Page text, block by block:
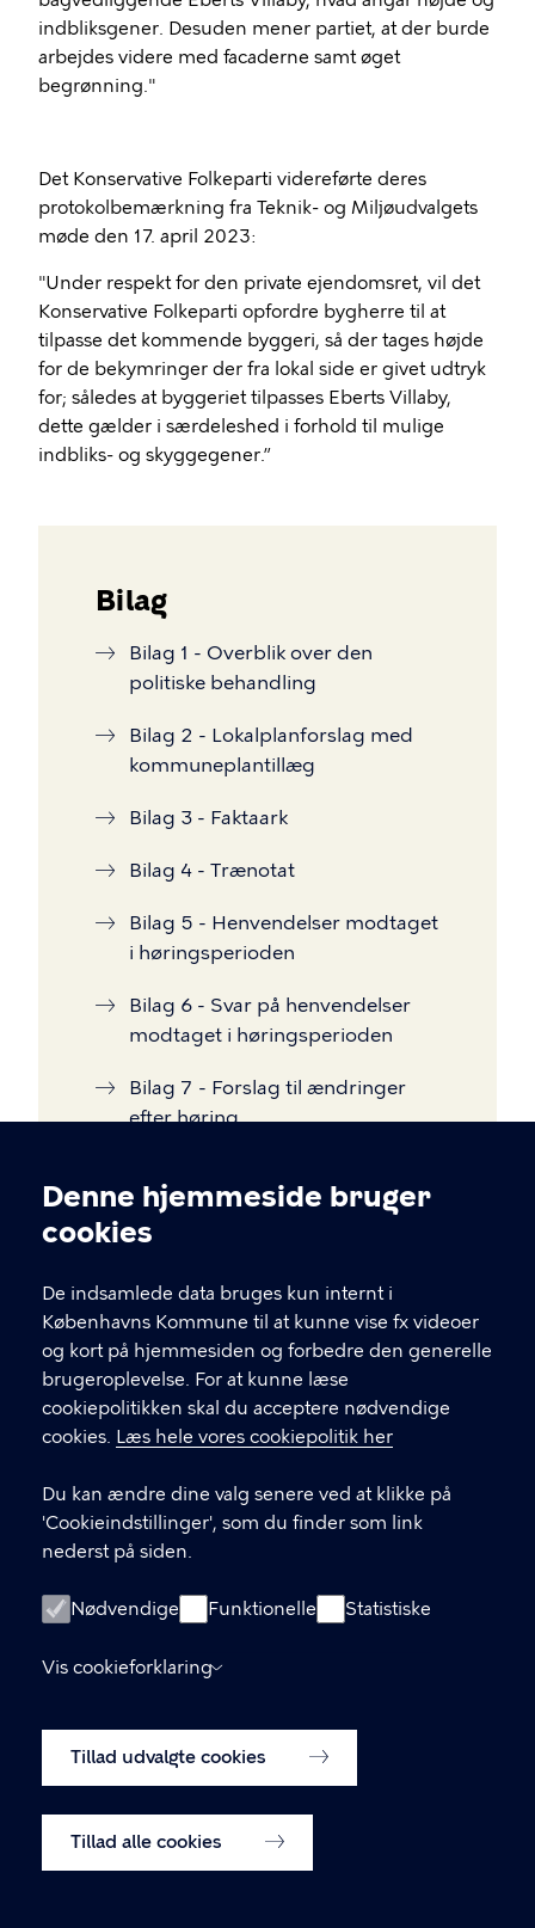
Cookieindstillinger
Denne hjemmeside bruger
cookies
De indsamlede data bruges kun internt i
Københavns Kommune til at kunne vise fx videoer
og kort på hjemmesiden og forbedre den generelle
brugeroplevelse. For at kunne læse
cookiepolitikken skal du acceptere nødvendige
cookies. Læs hele vores cookiepolitik her
Du kan ændre dine valg senere ved at klikke på
'Cookieindstillinger', som du finder som link
nederst på siden.
Nødvendige Funktionelle Statistiske
Vis cookieforklaring
Tillad udvalgte cookies
Tillad alle cookies
indbliksgener. Desuden mener partiet, at der burde
arbejdes videre med facaderne samt øget
begrønning."
Det Konservative Folkeparti videreførte deres
protokolbemærkning fra Teknik- og Miljøudvalgets
møde den 17. april 2023:
"Under respekt for den private ejendomsret, vil det
Konservative Folkeparti opfordre bygherre til at
tilpasse det kommende byggeri, så der tages højde
for de bekymringer der fra lokal side er givet udtryk
for; således at byggeriet tilpasses Eberts Villaby,
dette gælder i særdeleshed i forhold til mulige
indbliks- og skyggegener.”
Bilag
Bilag 1 - Overblik over den
politiske behandling
Bilag 2 - Lokalplanforslag med
kommuneplantillæg
Bilag 3 - Faktaark
Bilag 4 - Trænotat
Bilag 5 - Henvendelser modtaget
i høringsperioden
Bilag 6 - Svar på henvendelser
modtaget i høringsperioden
Bilag 7 - Forslag til ændringer
efter høring
Bilag 9 - Bevaringsvurdering af
Til top
.
Find andre kontakter her
GENVEJE